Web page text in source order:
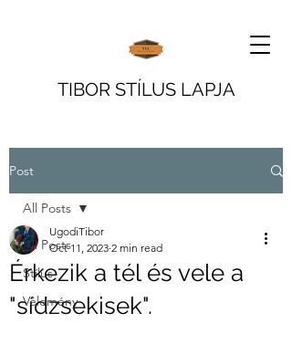
TIBOR STÍLUS LAPJA
Post
All Posts
Stílus
Vélemény
All Posts
Érkezik a tél és vele a
"sídzsekisek".
UgodiTibor
Oct 11, 2023 2 min read